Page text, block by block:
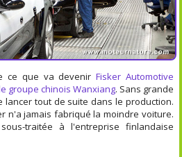
ce que va devenir Fisker Automotive
groupe chinois Wanxiang. Sans grande
lancer tout de suite dans le production.
n'a jamais fabriqué la moindre voiture.
traitée à l'entreprise finlandaise